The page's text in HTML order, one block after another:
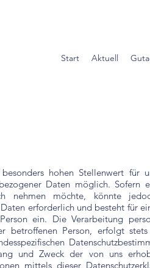
Start Aktuell
hohen Stellenwert für
Daten möglich. Sofern
nehmen möchte, könnte
erforderlich und besteht für
ein. Die Verarbeitung
betroffenen Person, erfolgt
und Zweck der von uns
mittels dieser